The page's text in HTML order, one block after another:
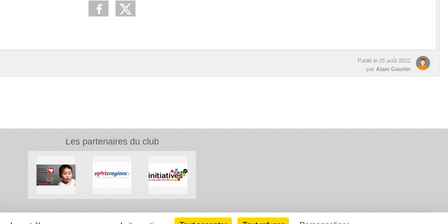
Publié le 25 août 2022
par Alain Gautier
Les partenaires du club